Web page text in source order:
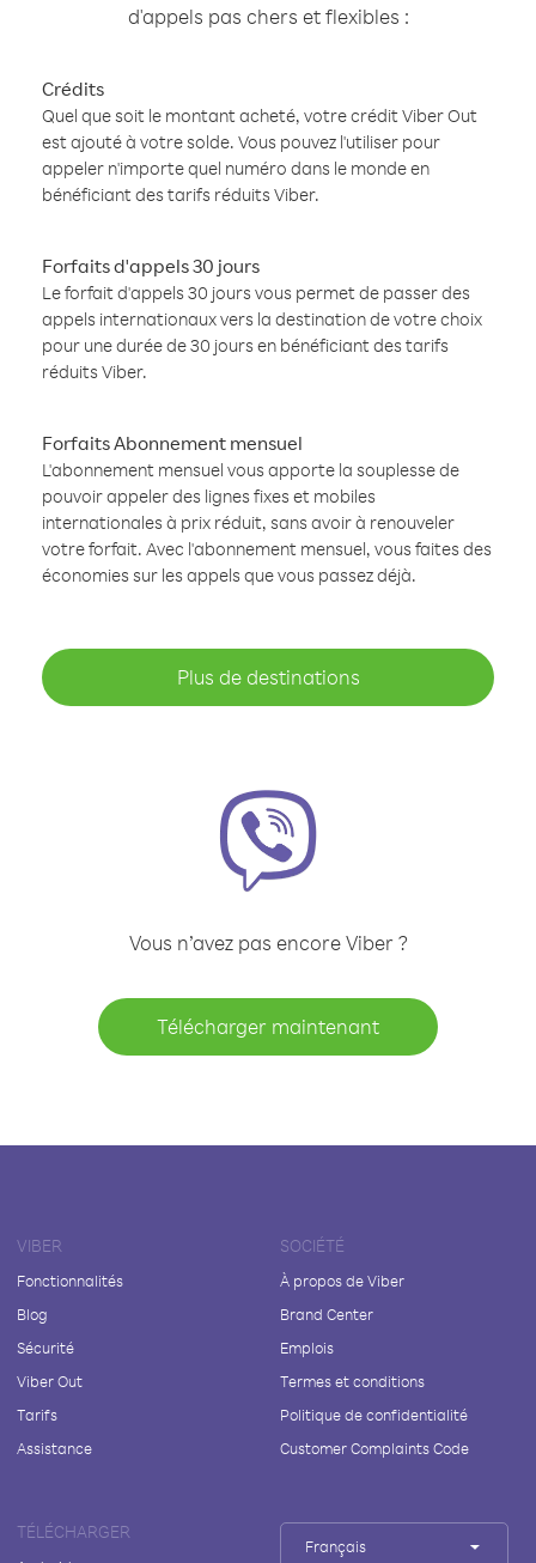
d'appels pas chers et flexibles :
Crédits
Quel que soit le montant acheté, votre crédit Viber Out
est ajouté à votre solde. Vous pouvez l'utiliser pour
appeler n'importe quel numéro dans le monde en
bénéficiant des tarifs réduits Viber.
Forfaits d'appels 30 jours
Le forfait d'appels 30 jours vous permet de passer des
appels internationaux vers la destination de votre choix
pour une durée de 30 jours en bénéficiant des tarifs
réduits Viber.
Forfaits Abonnement mensuel
L'abonnement mensuel vous apporte la souplesse de
pouvoir appeler des lignes fixes et mobiles
internationales à prix réduit, sans avoir à renouveler
votre forfait. Avec l'abonnement mensuel, vous faites des
économies sur les appels que vous passez déjà.
Plus de destinations
Vous n’avez pas encore Viber ?
Télécharger maintenant
VIBER
Fonctionnalités
Blog
Sécurité
Viber Out
Tarifs
Assistance
SOCIÉTÉ
À propos de Viber
Brand Center
Emplois
Termes et conditions
Politique de confidentialité
Customer Complaints Code
TÉLÉCHARGER
Français